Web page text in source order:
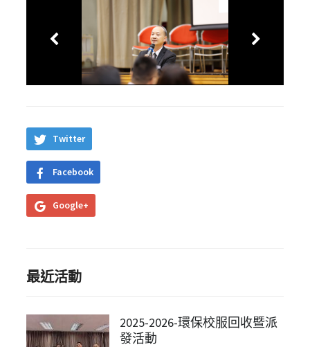
Twitter
Facebook
Google+
最近活動
2025-2026-環保校服回收暨派
發活動